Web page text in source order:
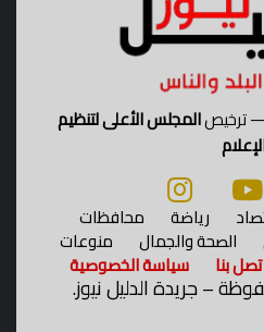
— ترخيصالمجلس الأعلى لتنظيم
رياضة محافظات
الصحة والجمال منوعات
بنا سياسة الخصوصية
– جريدة الدليل نيوز.